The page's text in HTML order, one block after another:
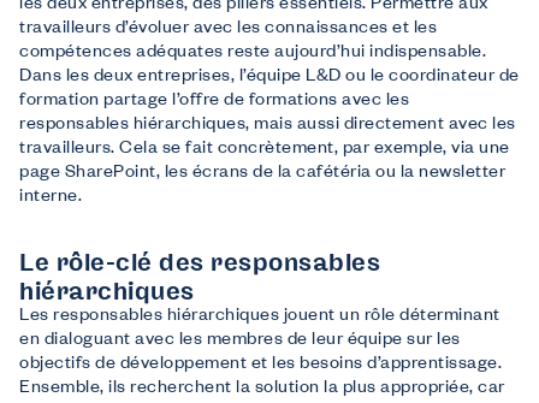
les deux entreprises, des piliers essentiels. Permettre aux
travailleurs d’évoluer avec les connaissances et les
compétences adéquates reste aujourd’hui indispensable.
Dans les deux entreprises, l’équipe L&D ou le coordinateur de
formation partage l’offre de formations avec les
responsables hiérarchiques, mais aussi directement avec les
travailleurs. Cela se fait concrètement, par exemple, via une
page SharePoint, les écrans de la cafétéria ou la newsletter
interne.
Le rôle-clé des responsables
hiérarchiques
Les responsables hiérarchiques jouent un rôle déterminant
en dialoguant avec les membres de leur équipe sur les
objectifs de développement et les besoins d’apprentissage.
Ensemble, ils recherchent la solution la plus appropriée, car